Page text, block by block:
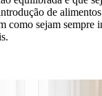
de
como sejam sempre